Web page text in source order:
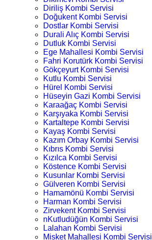
Diriliş Kombi Servisi
Doğukent Kombi Servisi
Dostlar Kombi Servisi
Durali Alıç Kombi Servisi
Dutluk Kombi Servisi
Ege Mahallesi Kombi Servisi
Fahri Korutürk Kombi Servisi
Gökçeyurt Kombi Servisi
Kutlu Kombi Servisi
Hürel Kombi Servisi
Hüseyin Gazi Kombi Servisi
Karaağaç Kombi Servisi
Karşıyaka Kombi Servisi
Kartaltepe Kombi Servisi
Kayaş Kombi Servisi
Kazım Orbay Kombi Servisi
Kıbrıs Kombi Servisi
Kızılca Kombi Servisi
Köstence Kombi Servisi
Kusunlar Kombi Servisi
Gülveren Kombi Servisi
Hamamönü Kombi Servisi
Harman Kombi Servisi
Zirvekent Kombi Servisi
nKutludüğün Kombi Servisi
Lalahan Kombi Servisi
Misket Mahallesi Kombi Servisi